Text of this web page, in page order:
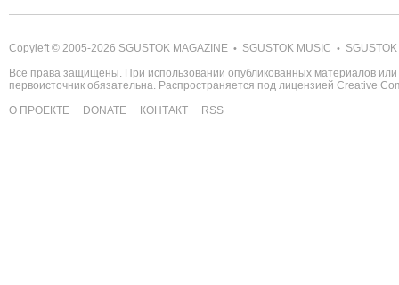
Copyleft © 2005-2026 SGUSTOK MAGAZINE • SGUSTOK MUSIC •
Все права защищены. При использовании опубликованных материалов
первоисточник обязательна. Распространяется под лицензией Creative
О ПРОЕКТЕ
DONATE КОНТАКТ RSS